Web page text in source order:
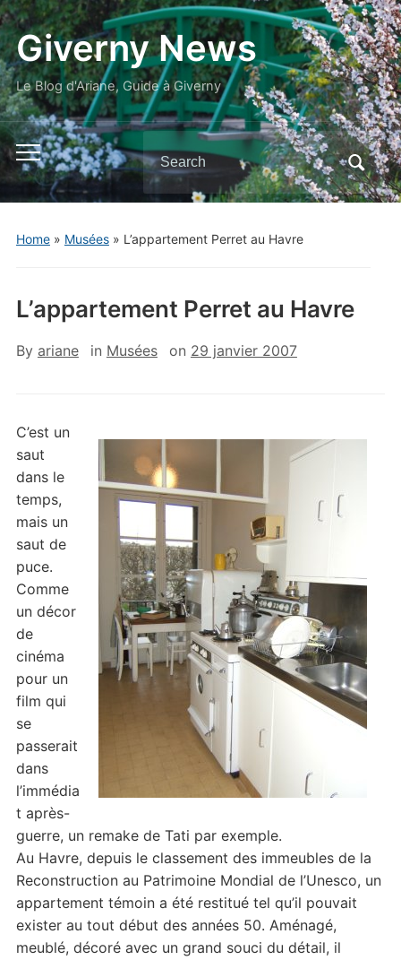
Giverny News
Le Blog d'Ariane, Guide à Giverny
Toggle
mobile
menu
Search
for:
Home» Musées» L’appartement Perret au Havre
L’appartement Perret au Havre
By ariane in Musées on 29 janvier 2007
C’est un
saut
dans le
temps,
mais un
saut de
puce.
Comme
un décor
de
cinéma
pour un
film qui
se
passerait
dans
l’immédia
t après-
guerre, un remake de Tati par exemple.
Au Havre, depuis le classement des immeubles de la
Reconstruction au Patrimoine Mondial de l’Unesco, un
appartement témoin a été restitué tel qu’il pouvait
exister au tout début des années 50. Aménagé,
meublé, décoré avec un grand souci du détail, il